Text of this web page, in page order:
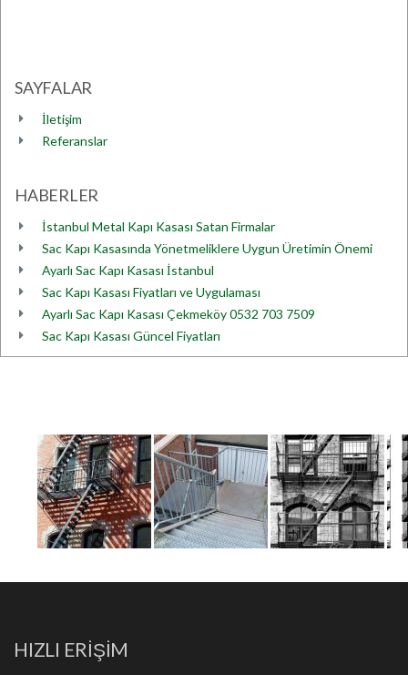
SAYFALAR
İletişim
Referanslar
HABERLER
İstanbul Metal Kapı Kasası Satan Firmalar
Sac Kapı Kasasında Yönetmeliklere Uygun Üretimin Önemi
Ayarlı Sac Kapı Kasası İstanbul
Sac Kapı Kasası Fiyatları ve Uygulaması
Ayarlı Sac Kapı Kasası Çekmeköy 0532 703 7509
Sac Kapı Kasası Güncel Fiyatları
HIZLI ERİŞİM